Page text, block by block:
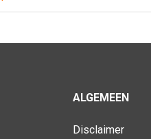
ALGEMEEN
Disclaimer